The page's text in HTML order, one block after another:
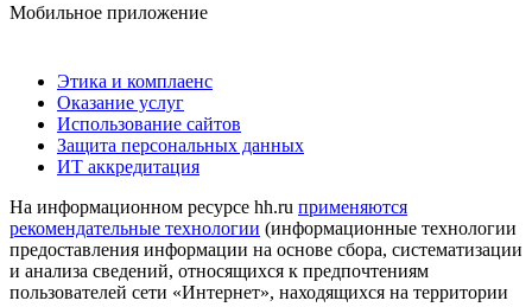
Мобильное приложение
Этика и комплаенс
Оказание услуг
Использование сайтов
Защита персональных данных
ИТ аккредитация
На информационном ресурсе hh.ru применяются
рекомендательные технологии (информационные технологии
предоставления информации на основе сбора, систематизации
и анализа сведений, относящихся к предпочтениям
пользователей сети «Интернет», находящихся на территории